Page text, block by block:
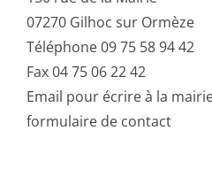
07270 Gilhoc sur Ormèze
Téléphone 09 75 58 94 42
Fax 04 75 06 22 42
Email pour écrire à la
formulaire de contact